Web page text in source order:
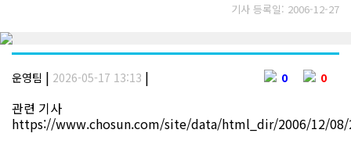
기사 등록일: 2006-12-27
운영팀 | 2026-05-17 13:13 | 0 0
관련 기사
https://www.chosun.com/site/data/html_dir/2006/12/08/